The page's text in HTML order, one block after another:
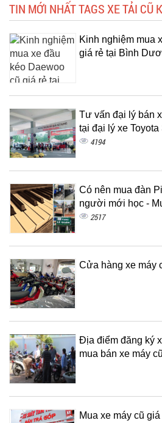
TIN MỚI NHẤT TAGS XE TẢI CŨ
Kinh nghiệm mua
giá rẻ tại Bình
Tư vấn đại lý bán
tại đại lý xe
4194
Có nên mua đàn
người mới học -
2517
Cửa hàng xe máy
Địa điểm đăng ký
mua bán xe máy cũ
Mua xe máy cũ